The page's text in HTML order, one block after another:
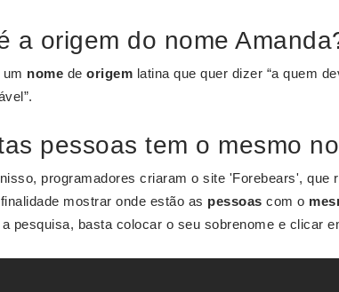
a origem do nome
nome de origem latina que quer dizer “a quem
pessoas tem o mesmo
programadores criaram o site 'Forebears', que
mostrar onde estão as pessoas com o
pesquisa, basta colocar o seu sobrenome e clicar